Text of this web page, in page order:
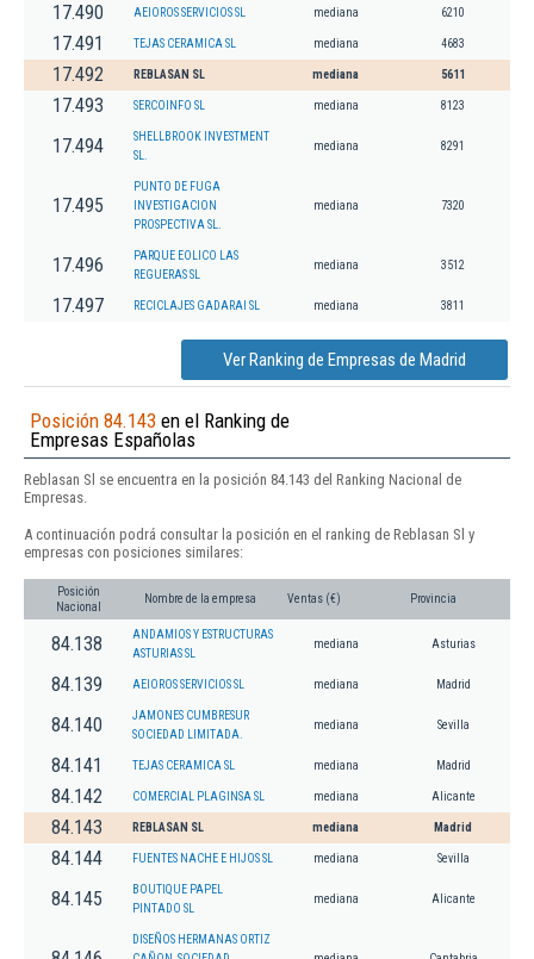
17.490 AEIOROS SERVICIOS SL mediana 6210
17.491 TEJAS CERAMICA SL mediana 4683
17.492 REBLASAN SL mediana 5611
17.493 SERCOINFO SL mediana 8123
17.494
SHELLBROOK INVESTMENT
SL.
mediana 8291
17.495
PUNTO DE FUGA
INVESTIGACION
PROSPECTIVA SL.
mediana 7320
17.496
PARQUE EOLICO LAS
REGUERAS SL
mediana 3512
17.497 RECICLAJES GADARAI SL mediana 3811
Ver Ranking de Empresas de Madrid
Posición 84.143 en el Ranking de
Empresas Españolas
Reblasan Sl se encuentra en la posición 84.143 del Ranking Nacional de
Empresas.
A continuación podrá consultar la posición en el ranking de Reblasan Sl y
empresas con posiciones similares:
Posición
Nacional
Nombre de la empresa Ventas (€) Provincia
84.138
ANDAMIOS Y ESTRUCTURAS
ASTURIAS SL
mediana Asturias
84.139 AEIOROS SERVICIOS SL mediana Madrid
84.140
JAMONES CUMBRESUR
SOCIEDAD LIMITADA.
mediana Sevilla
84.141 TEJAS CERAMICA SL mediana Madrid
84.142 COMERCIAL PLAGINSA SL mediana Alicante
84.143 REBLASAN SL mediana Madrid
84.144 FUENTES NACHE E HIJOS SL mediana Sevilla
84.145
BOUTIQUE PAPEL
PINTADO SL
mediana Alicante
DISEÑOS HERMANAS ORTIZ